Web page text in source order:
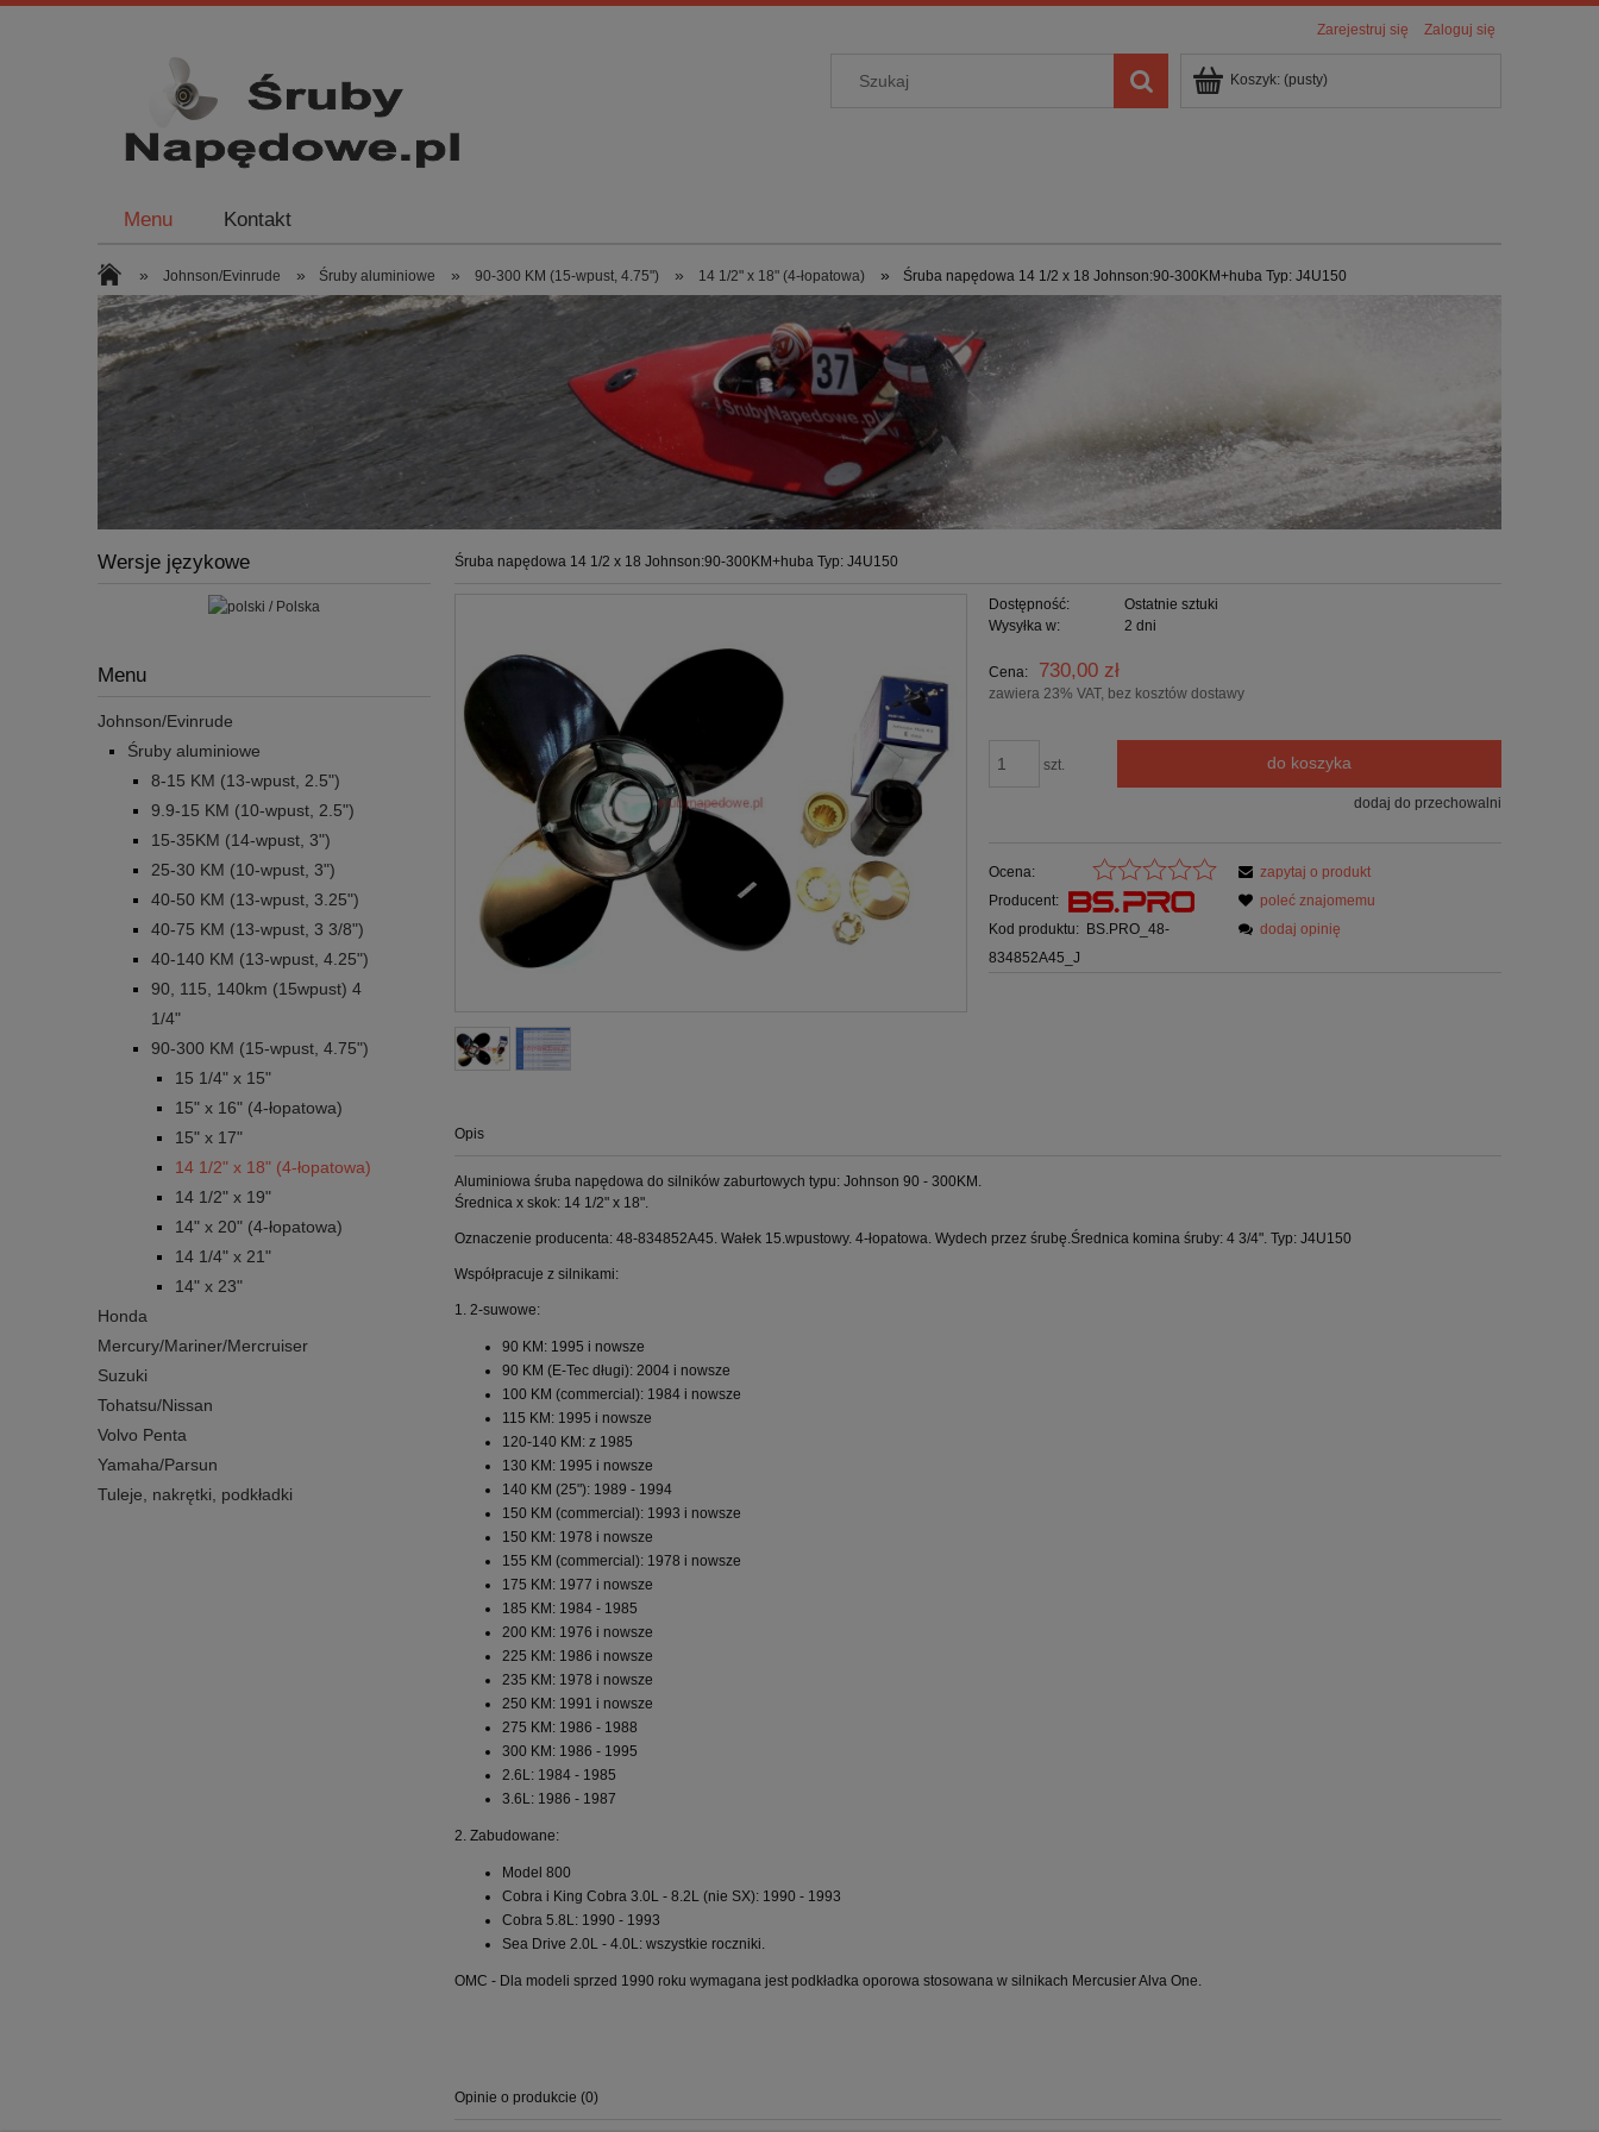
Zarejestruj się Zaloguj się
Koszyk: (pusty)
Menu Kontakt
» Johnson/Evinrude » Śruby aluminiowe » 90-300 KM (15-wpust, 4.75") » 14 1/2" x 18" (4-łopatowa) » Śruba napędowa 14 1/2 x 18 Johnson:90-300KM+huba Typ: J4U150
Wersje językowe
Menu
Johnson/Evinrude
Śruby aluminiowe
8-15 KM (13-wpust, 2.5")
9.9-15 KM (10-wpust, 2.5")
15-35KM (14-wpust, 3")
25-30 KM (10-wpust, 3")
40-50 KM (13-wpust, 3.25")
40-75 KM (13-wpust, 3 3/8")
40-140 KM (13-wpust, 4.25")
90, 115, 140km (15wpust) 4
1/4"
90-300 KM (15-wpust, 4.75")
15 1/4" x 15"
15" x 16" (4-łopatowa)
15" x 17"
14 1/2" x 18" (4-łopatowa)
14 1/2" x 19"
14" x 20" (4-łopatowa)
14 1/4" x 21"
14" x 23"
Honda
Mercury/Mariner/Mercruiser
Suzuki
Tohatsu/Nissan
Volvo Penta
Yamaha/Parsun
Tuleje, nakrętki, podkładki
Śruba napędowa 14 1/2 x 18 Johnson:90-300KM+huba Typ: J4U150
Dostępność:
Ostatnie sztuki
Wysyłka w:
2 dni
Cena: 730,00 zł
zawiera 23% VAT, bez kosztów dostawy
szt. do koszyka
dodaj do przechowalni
Ocena:
Producent:
Kod produktu: BS.PRO_48-
834852A45_J
zapytaj o produkt
poleć znajomemu
dodaj opinię
Opis
Aluminiowa śruba napędowa do silników zaburtowych typu: Johnson 90 - 300KM.
Średnica x skok: 14 1/2" x 18".
Oznaczenie producenta: 48-834852A45. Wałek 15.wpustowy. 4-łopatowa. Wydech przez śrubę.Średnica komina śruby: 4 3/4". Typ: J4U150
Współpracuje z silnikami:
1. 2-suwowe:
90 KM: 1995 i nowsze
90 KM (E-Tec długi): 2004 i nowsze
100 KM (commercial): 1984 i nowsze
115 KM: 1995 i nowsze
120-140 KM: z 1985
130 KM: 1995 i nowsze
140 KM (25"): 1989 - 1994
150 KM (commercial): 1993 i nowsze
150 KM: 1978 i nowsze
155 KM (commercial): 1978 i nowsze
175 KM: 1977 i nowsze
185 KM: 1984 - 1985
200 KM: 1976 i nowsze
225 KM: 1986 i nowsze
235 KM: 1978 i nowsze
250 KM: 1991 i nowsze
275 KM: 1986 - 1988
300 KM: 1986 - 1995
2.6L: 1984 - 1985
3.6L: 1986 - 1987
2. Zabudowane:
Model 800
Cobra i King Cobra 3.0L - 8.2L (nie SX): 1990 - 1993
Cobra 5.8L: 1990 - 1993
Sea Drive 2.0L - 4.0L: wszystkie roczniki.
OMC - Dla modeli sprzed 1990 roku wymagana jest podkładka oporowa stosowana w silnikach Mercusier Alva One.
Opinie o produkcie (0)